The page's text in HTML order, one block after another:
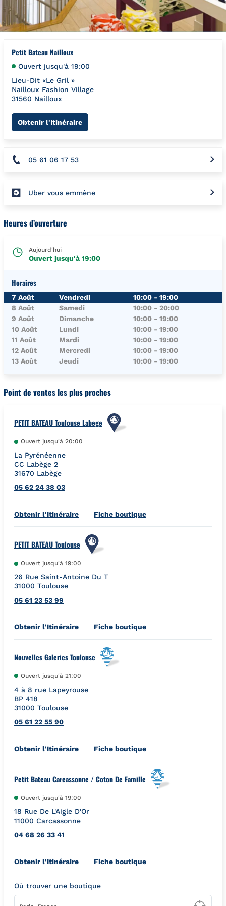
Petit Bateau Nailloux
Ouvert jusqu'à 19:00
Lieu-Dit «Le Gril »
Nailloux Fashion Village
31560 Nailloux
Obtenir l'ItinéraireLink Opens in New Tab
05 61 06 17 53
Uber vous emmène
Heures d’ouverture
Aujourd'hui
Ouvert jusqu'à 19:00
Horaires
Jour de la SemaineHoraires
7 Août Vendredi 10:00 - 19:00
8 Août
Samedi 10:00 - 20:00
9 Août
Dimanche 10:00 - 19:00
10 Août
Lundi 10:00 - 19:00
11 Août
Mardi 10:00 - 19:00
12 Août
Mercredi 10:00 - 19:00
13 Août
Jeudi 10:00 - 19:00
Point de ventes les plus proches
PETIT BATEAU Toulouse Labege
Ouvert jusqu'à 20:00
La Pyrénéenne
CC Labège 2
31670 Labège
05 62 24 38 03
Obtenir l'ItinéraireLink Opens in New Tab
Fiche boutique
PETIT BATEAU Toulouse
Ouvert jusqu'à 19:00
26 Rue Saint-Antoine Du T
31000 Toulouse
05 61 23 53 99
Obtenir l'ItinéraireLink Opens in New Tab
Fiche boutique
Nouvelles Galeries Toulouse
Ouvert jusqu'à 21:00
4 à 8 rue Lapeyrouse
BP 418
31000 Toulouse
05 61 22 55 90
Obtenir l'ItinéraireLink Opens in New Tab
Fiche boutique
Petit Bateau Carcassonne / Coton De Famille
Ouvert jusqu'à 19:00
18 Rue De L'Aigle D'Or
11000 Carcassonne
04 68 26 33 41
Obtenir l'ItinéraireLink Opens in New Tab
Fiche boutique
Où trouver une boutique